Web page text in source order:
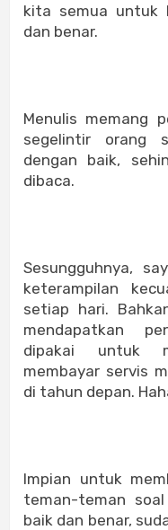
kita semua untuk
dan benar.
Menulis memang
segelintir orang
dengan baik,
dibaca.
Sesungguhnya,
keterampilan
setiap hari.
mendapatkan
dipakai untuk
membayar servis
di tahun depan.
Impian untuk
teman-teman
baik dan benar,